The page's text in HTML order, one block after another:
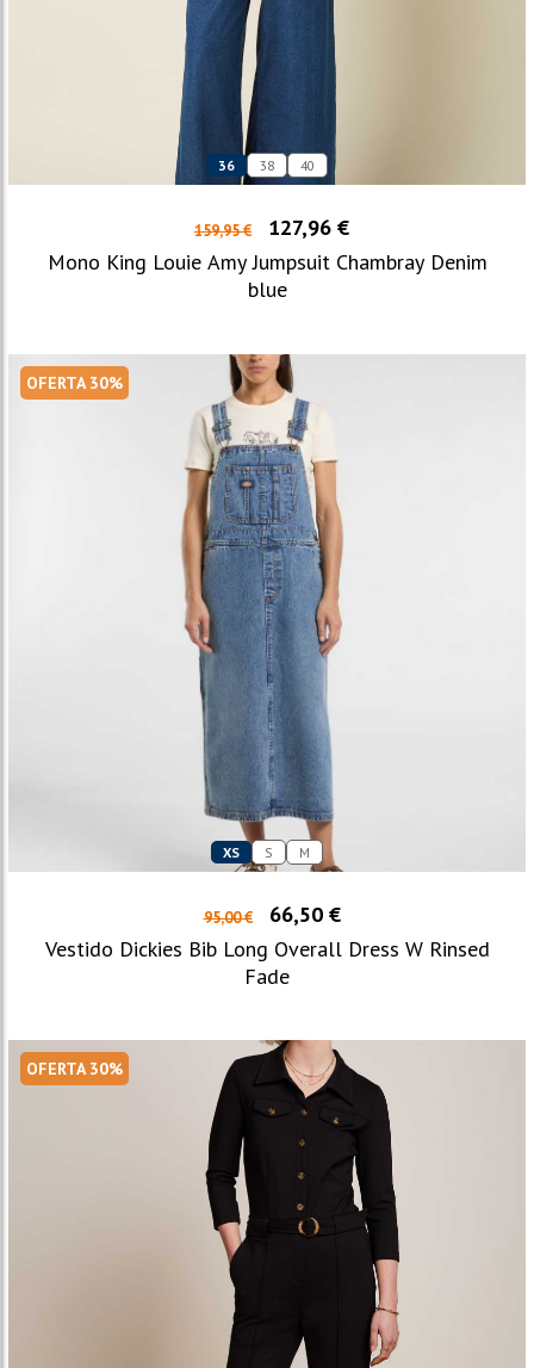
36 38 40
159,95 €
127,96 €
Mono King Louie Amy Jumpsuit Chambray Denim
blue
OFERTA 30%
XS S M
95,00 €
66,50 €
Vestido Dickies Bib Long Overall Dress W Rinsed
Fade
OFERTA 30%